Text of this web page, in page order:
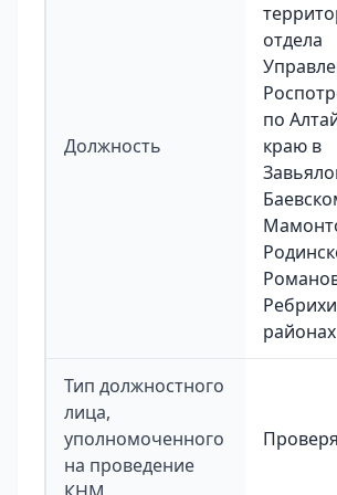
Должность
отдела
по
краю в
районах
Тип должностного
лица,
уполномоченного
на проведение